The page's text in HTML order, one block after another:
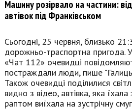
Машину розірвало на частини:
автівок під Франківськом
Сьогодні, 25 червня, близько
дорожньо-траспортна пригода.
«Чат 112» очевидці
постраждали люди, пише
Також очевидці поділилися
видно з відео, автівка, яка їхала
раптом виїхала на зустрічну